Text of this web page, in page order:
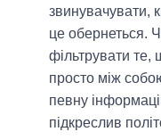
звинувачувати,
це обернеться.
фільтрувати
просто між
певну
підкреслив